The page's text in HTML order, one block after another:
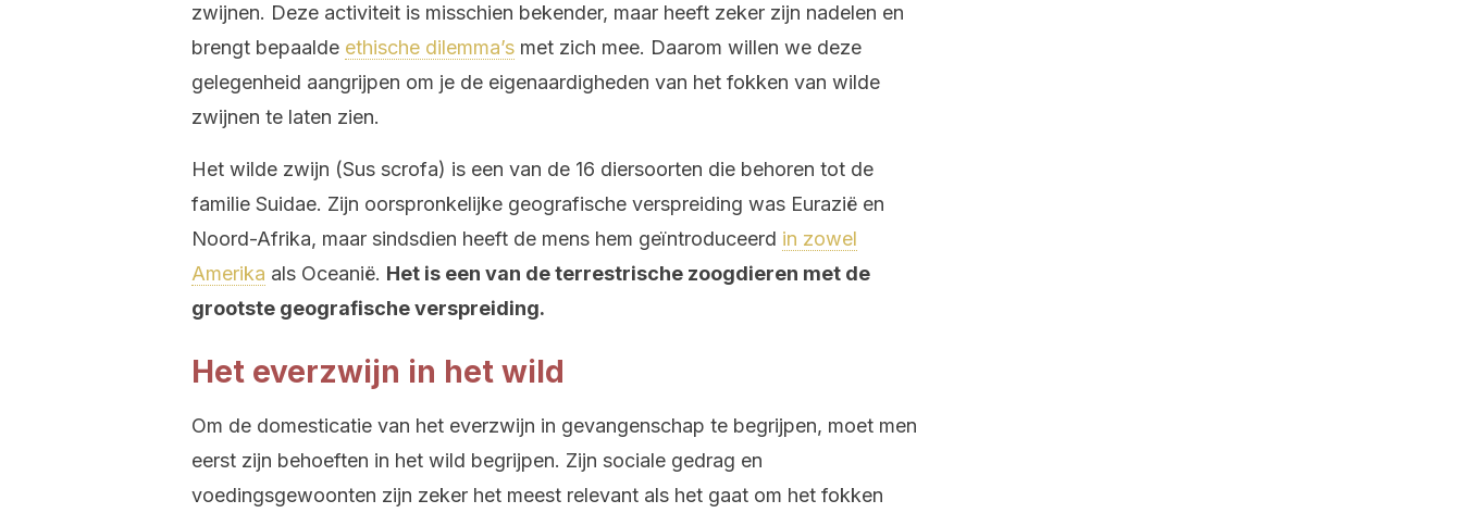
zwijnen. Deze activiteit is misschien bekender, maar heeft zeker zijn nadelen en
brengt bepaalde ethische dilemma’s met zich mee. Daarom willen we deze
gelegenheid aangrijpen om je de eigenaardigheden van het fokken van wilde
zwijnen te laten zien.
Het wilde zwijn (Sus scrofa) is een van de 16 diersoorten die behoren tot de
familie Suidae. Zijn oorspronkelijke geografische verspreiding was Eurazië en
Noord-Afrika, maar sindsdien heeft de mens hem geïntroduceerd in zowel
Amerika als Oceanië. Het is een van de terrestrische zoogdieren met de
grootste geografische verspreiding.
Het everzwijn in het wild
Om de domesticatie van het everzwijn in gevangenschap te begrijpen, moet men
eerst zijn behoeften in het wild begrijpen. Zijn sociale gedrag en
voedingsgewoonten zijn zeker het meest relevant als het gaat om het fokken